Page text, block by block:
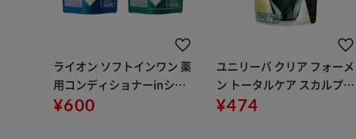
ライオン ソフトインワン 薬
用コンディショナーinシャ
ンプー スッキリデオドラン
¥600
ユニリーバ クリア フォーメ
ン トータルケア スカルプコ
ンディショナー つめかえ用
¥474